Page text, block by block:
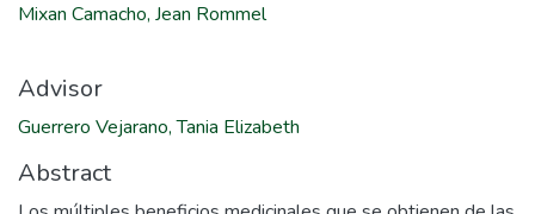
Mixan Camacho, Jean Rommel
Advisor
Guerrero Vejarano, Tania Elizabeth
Abstract